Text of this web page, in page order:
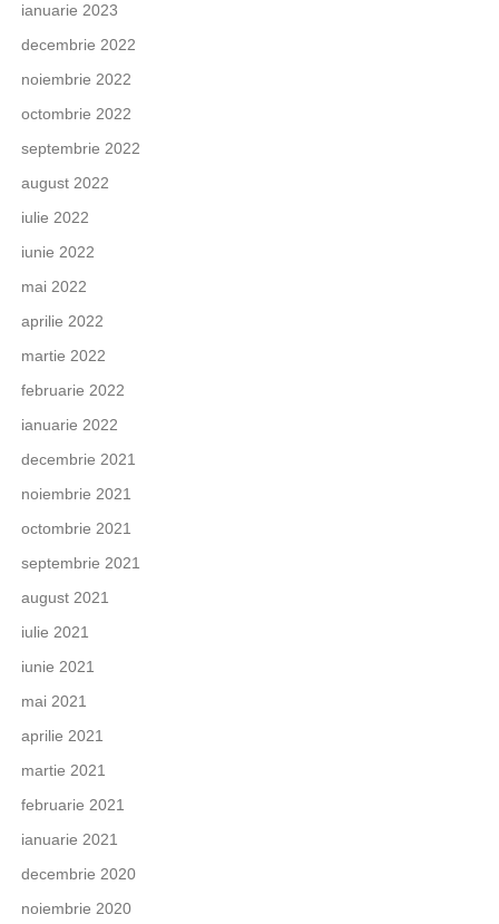
ianuarie 2023
decembrie 2022
noiembrie 2022
octombrie 2022
septembrie 2022
august 2022
iulie 2022
iunie 2022
mai 2022
aprilie 2022
martie 2022
februarie 2022
ianuarie 2022
decembrie 2021
noiembrie 2021
octombrie 2021
septembrie 2021
august 2021
iulie 2021
iunie 2021
mai 2021
aprilie 2021
martie 2021
februarie 2021
ianuarie 2021
decembrie 2020
noiembrie 2020